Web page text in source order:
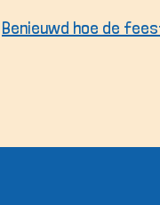
Benieuwd hoe de